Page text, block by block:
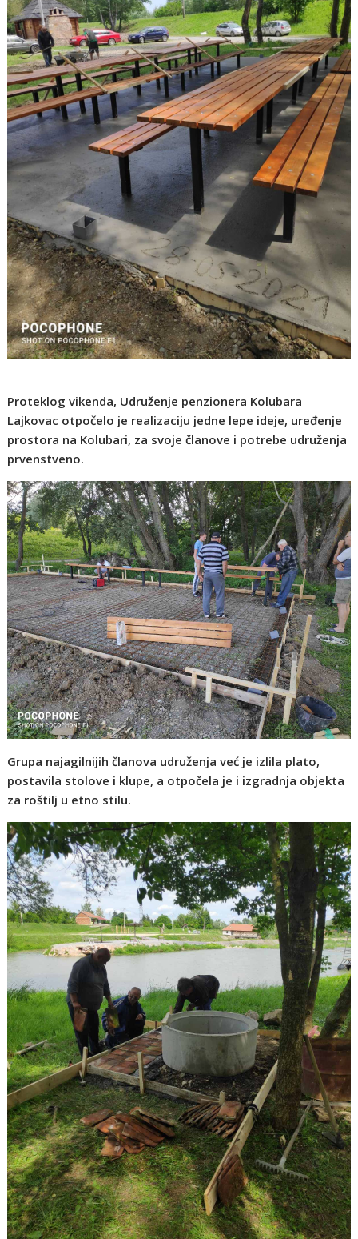
Proteklog vikenda, Udruženje penzionera Kolubara
Lajkovac otpočelo je realizaciju jedne lepe ideje, uređenje
prostora na Kolubari, za svoje članove i potrebe udruženja
prvenstveno.
Grupa najagilnijih članova udruženja već je izlila plato,
postavila stolove i klupe, a otpočela je i izgradnja objekta
za roštilj u etno stilu.